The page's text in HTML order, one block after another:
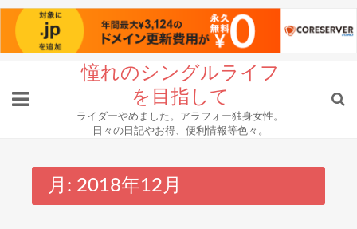
content
憧れのシングルライフ
を目指して
ライダーやめました。アラフォー独身女性。
日々の日記やお得、便利情報等色々。
月: 2018年12月